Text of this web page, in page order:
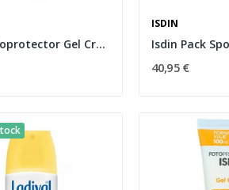
Isdin Fotoprotector Gel Cream SPF-50+ 250ml
ISDIN
40,95 €